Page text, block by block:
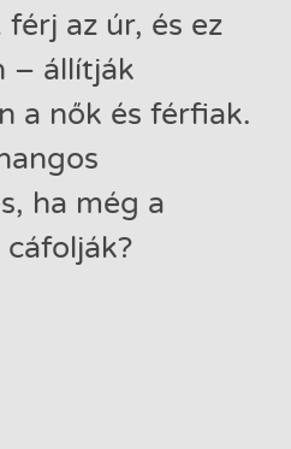
az úr, és ez
– állítják
a nők és férfiak.
ha még a
cáfolják?